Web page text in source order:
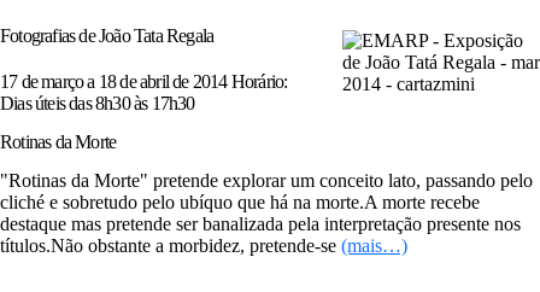
Fotografias de João Tata Regala
17 de março a 18 de abril de 2014 Horário:
Dias úteis das 8h30 às 17h30
Rotinas da Morte
"Rotinas da Morte" pretende explorar um conceito lato, passando pelo
cliché e sobretudo pelo ubíquo que há na morte.A morte recebe
destaque mas pretende ser banalizada pela interpretação presente nos
títulos.Não obstante a morbidez, pretende-se (mais…)